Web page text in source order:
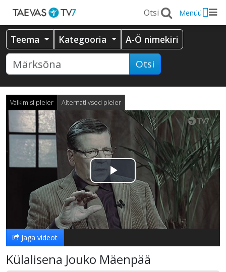
Menüü
Teema Kategooria A-Ö nimekiri
Otsi
Vaikimisi pleier Alternatiivsed pleier
Esita
video
Jaga videot
Külalisena Jouko Mäenpää